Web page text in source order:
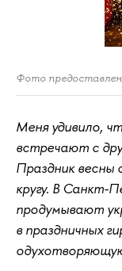
Фото
Меня удивило,
встречают с
Праздник весны
кругу. В Санкт-
продумывают
в праздничных